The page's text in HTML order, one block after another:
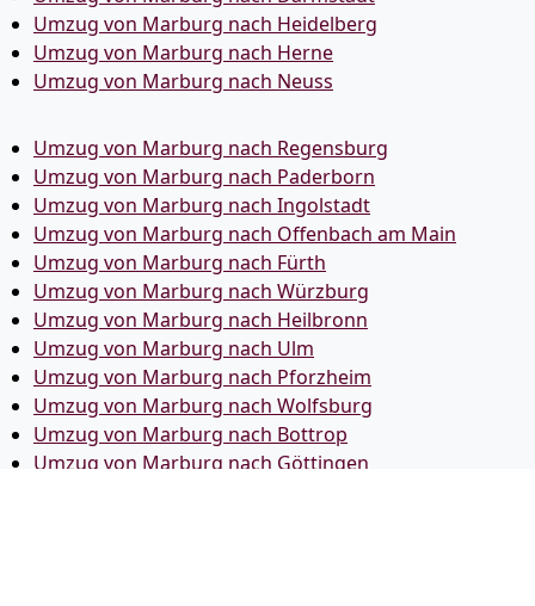
Umzug von Marburg nach Heidelberg
Umzug von Marburg nach Herne
Umzug von Marburg nach Neuss
Umzug von Marburg nach Regensburg
Umzug von Marburg nach Paderborn
Umzug von Marburg nach Ingolstadt
Umzug von Marburg nach Offenbach am Main
Umzug von Marburg nach Fürth
Umzug von Marburg nach Würzburg
Umzug von Marburg nach Heilbronn
Umzug von Marburg nach Ulm
Umzug von Marburg nach Pforzheim
Umzug von Marburg nach Wolfsburg
Umzug von Marburg nach Bottrop
Umzug von Marburg nach Göttingen